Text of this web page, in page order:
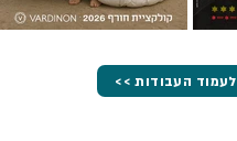
<< לעמוד העבודות